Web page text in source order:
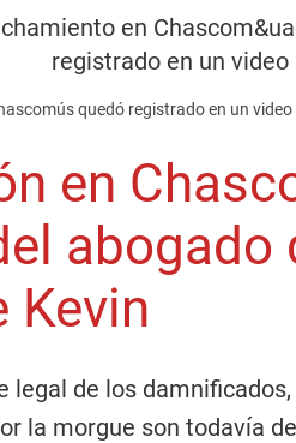
quedó registrado en un video
en
abogado
Kevin
legal de los
la morgue son todavía